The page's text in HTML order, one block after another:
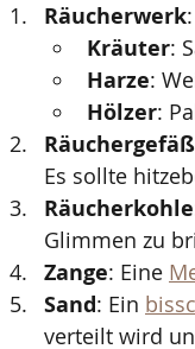
Räucherwerk
Kräuter:
Harze:
Hölzer:
Räuchergefäß
Es sollte
Räucherkohle
Glimmen zu
Zange: Eine
Sand: Ein
verteilt wird